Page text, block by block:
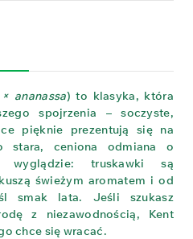
ananassa) to klasyka, która
spojrzenia – soczyste,
pięknie prezentują się na
stara, ceniona odmiana o
wyglądzie: truskawki są
świeżym aromatem i od
smak lata. Jeśli szukasz
z niezawodnością, Kent
chce się wracać.